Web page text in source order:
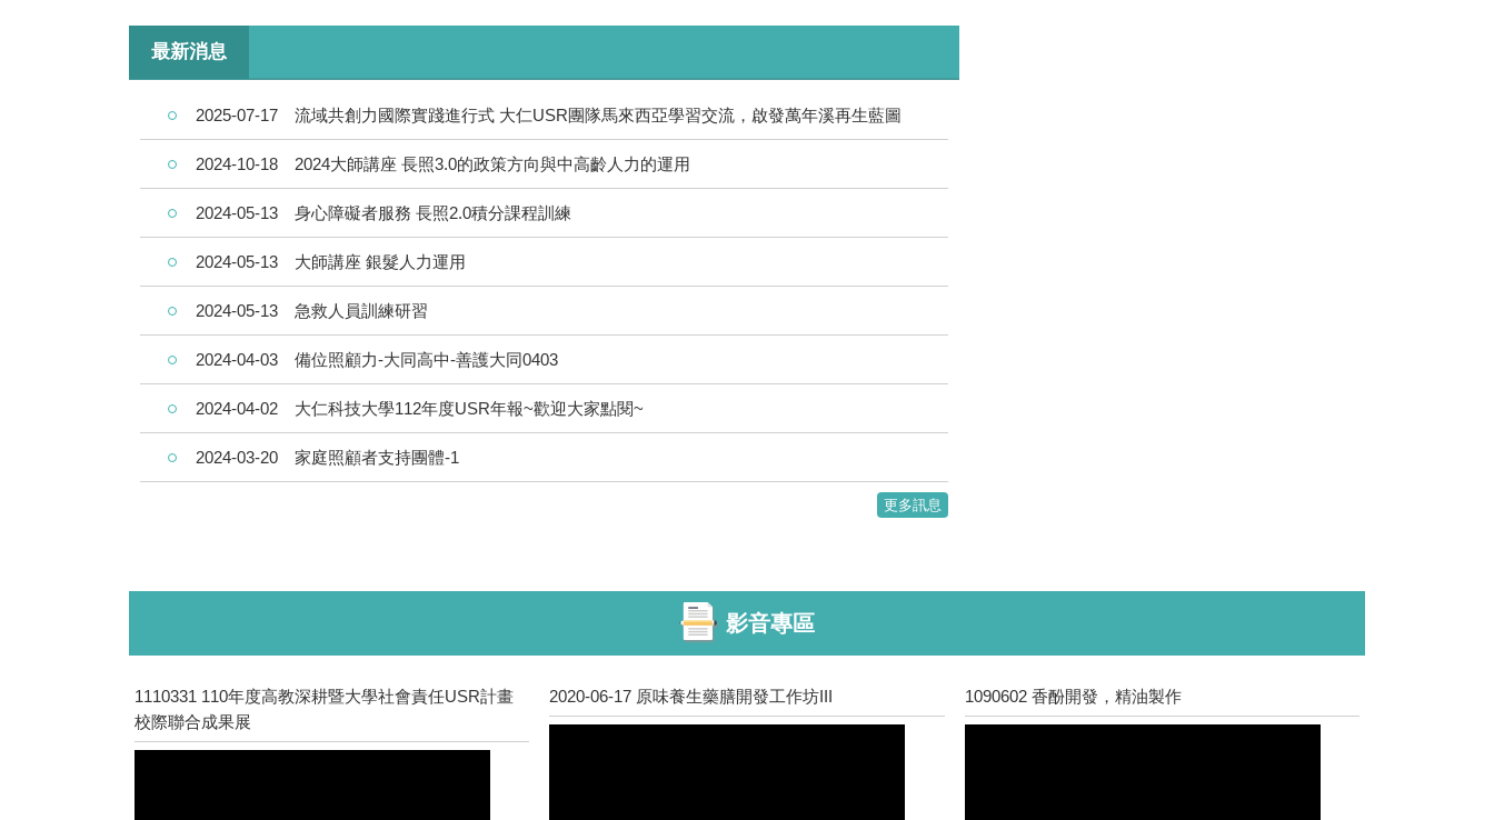
最新消息
2025-07-17 流域共創力國際實踐進行式 大仁USR團隊馬來西亞學習交流，啟發萬年溪再生藍圖
2024-10-18 2024大師講座 長照3.0的政策方向與中高齡人力的運用
2024-05-13 身心障礙者服務 長照2.0積分課程訓練
2024-05-13 大師講座 銀髮人力運用
2024-05-13 急救人員訓練研習
2024-04-03 備位照顧力-大同高中-善護大同0403
2024-04-02 大仁科技大學112年度USR年報~歡迎大家點閱~
2024-03-20 家庭照顧者支持團體-1
更多訊息
影音專區
1110331 110年度高教深耕暨大學社會責任USR計畫
校際聯合成果展
2020-06-17 原味養生藥膳開發工作坊III 1090602 香酚開發，精油製作